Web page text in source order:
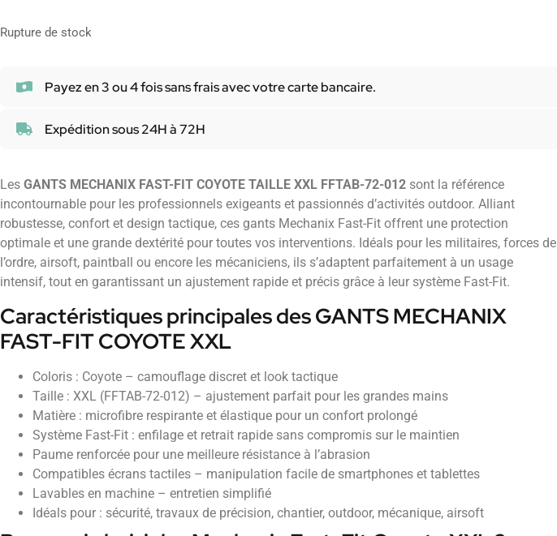
Rupture de stock
Payez en 3 ou 4 fois sans frais avec votre carte bancaire.
Expédition sous 24H à 72H
Les GANTS MECHANIX FAST-FIT COYOTE TAILLE XXL FFTAB-72-012 sont la référence
incontournable pour les professionnels exigeants et passionnés d’activités outdoor. Alliant
robustesse, confort et design tactique, ces gants Mechanix Fast-Fit offrent une protection
optimale et une grande dextérité pour toutes vos interventions. Idéals pour les militaires, forces de
l’ordre, airsoft, paintball ou encore les mécaniciens, ils s’adaptent parfaitement à un usage
intensif, tout en garantissant un ajustement rapide et précis grâce à leur système Fast-Fit.
Caractéristiques principales des GANTS MECHANIX
FAST-FIT COYOTE XXL
Coloris : Coyote – camouflage discret et look tactique
Taille : XXL (FFTAB-72-012) – ajustement parfait pour les grandes mains
Matière : microfibre respirante et élastique pour un confort prolongé
Système Fast-Fit : enfilage et retrait rapide sans compromis sur le maintien
Paume renforcée pour une meilleure résistance à l’abrasion
Compatibles écrans tactiles – manipulation facile de smartphones et tablettes
Lavables en machine – entretien simplifié
Idéals pour : sécurité, travaux de précision, chantier, outdoor, mécanique, airsoft